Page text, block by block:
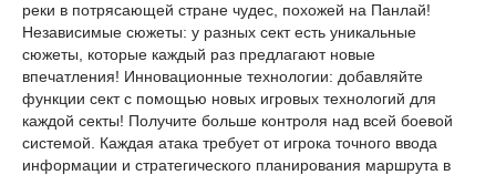
реки в потрясающей стране чудес, похожей на Панлай!
Независимые сюжеты: у разных сект есть уникальные
сюжеты, которые каждый раз предлагают новые
впечатления! Инновационные технологии: добавляйте
функции сект с помощью новых игровых технологий для
каждой секты! Получите больше контроля над всей боевой
системой. Каждая атака требует от игрока точного ввода
информации и стратегического планирования маршрута в